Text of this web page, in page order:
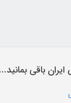
باقی بمانید...